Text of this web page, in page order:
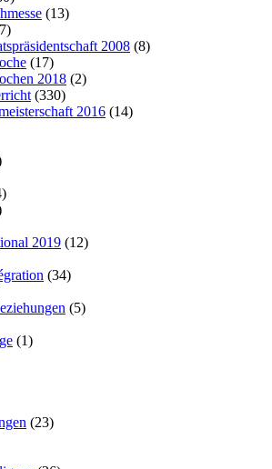
(13)
2008 (8)
(17)
2018 (2)
(330)
2016 (14)
2019 (12)
(34)
(5)
(1)
(23)